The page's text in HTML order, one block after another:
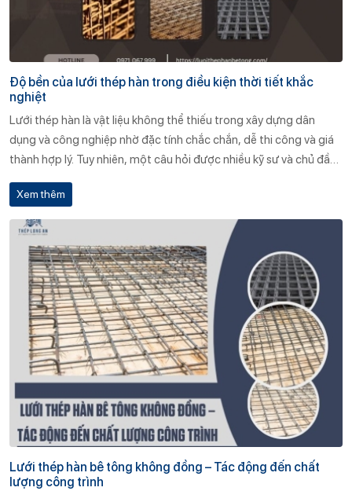
Độ bền của lưới thép hàn trong điều kiện thời tiết khắc
nghiệt
Lưới thép hàn là vật liệu không thể thiếu trong xây dựng dân
dụng và công nghiệp nhờ đặc tính chắc chắn, dễ thi công và giá
thành hợp lý. Tuy nhiên, một câu hỏi được nhiều kỹ sư và chủ đầu
tư quan tâm là: “Độ bền của lưới thép hàn trong điều kiện thời
tiết khắc nghiệt như mưa bão, nắng nóng, độ ẩm cao, môi
trường biển… có đảm bảo không?”
Xem thêm
Lưới thép hàn bê tông không đồng – Tác động đến chất
lượng công trình